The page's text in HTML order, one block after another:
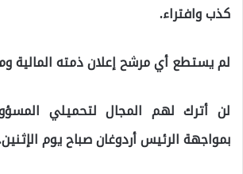
كذب وافتراء.
لم يستطع أي مرشح إعلان ذمته المالية
لن أترك لهم المجال لتحميلي
بمواجهة الرئيس أردوغان صباح يوم